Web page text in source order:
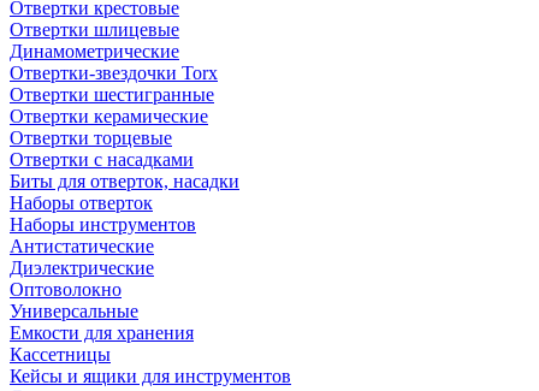
Отвертки крестовые
Отвертки шлицевые
Динамометрические
Отвертки-звездочки Torx
Отвертки шестигранные
Отвертки керамические
Отвертки торцевые
Отвертки с насадками
Биты для отверток, насадки
Наборы отверток
Наборы инструментов
Антистатические
Диэлектрические
Оптоволокно
Универсальные
Емкости для хранения
Кассетницы
Кейсы и ящики для инструментов